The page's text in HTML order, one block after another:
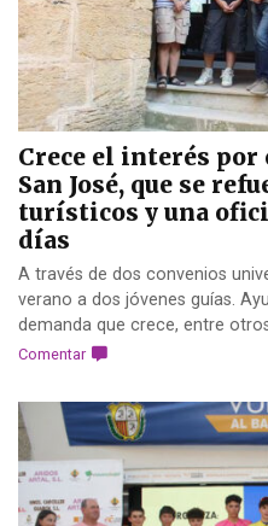
Crece el interés por
San José, que se
turísticos y una
días
A través de dos convenios
verano a dos jóvenes guías.
demanda que crece, entre
Comentar